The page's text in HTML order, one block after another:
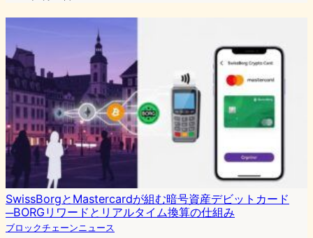
SwissBorgとMastercardが組む暗号資産デビットカード
─BORGリワードとリアルタイム換算の仕組み
ブロックチェーンニュース